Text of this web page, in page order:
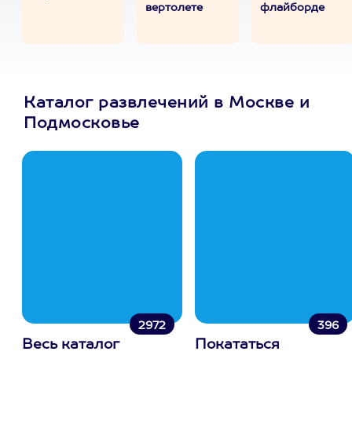
вертолете
флайборде
Каталог развлечений в Москве и
Подмосковье
2972
Весь каталог
396
Покататься